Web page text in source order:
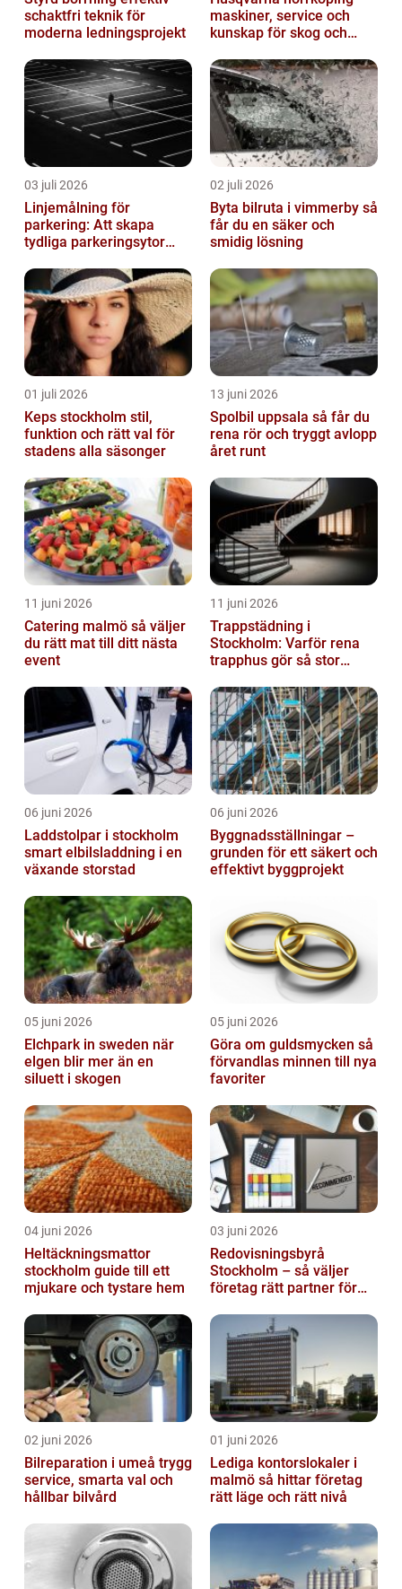
schaktfri teknik för
moderna ledningsprojekt
maskiner, service och
kunskap för skog och
03 juli 2026
Linjemålning för
parkering: Att skapa
tydliga parkeringsytor
parkeringslinjer
02 juli 2026
Byta bilruta i vimmerby så
får du en säker och
smidig lösning
01 juli 2026
Keps stockholm stil,
funktion och rätt val för
stadens alla säsonger
13 juni 2026
Spolbil uppsala så får du
rena rör och tryggt avlopp
året runt
11 juni 2026
Catering malmö så väljer
du rätt mat till ditt nästa
event
11 juni 2026
Trappstädning i
Stockholm: Varför rena
trapphus gör så stor
06 juni 2026
Laddstolpar i stockholm
smart elbilsladdning i en
växande storstad
06 juni 2026
Byggnadsställningar –
grunden för ett säkert och
effektivt byggprojekt
05 juni 2026
Elchpark in sweden när
elgen blir mer än en
siluett i skogen
05 juni 2026
Göra om guldsmycken så
förvandlas minnen till nya
favoriter
04 juni 2026
Heltäckningsmattor
stockholm guide till ett
mjukare och tystare hem
03 juni 2026
Redovisningsbyrå
Stockholm – så väljer
företag rätt partner för
02 juni 2026
Bilreparation i umeå trygg
service, smarta val och
hållbar bilvård
01 juni 2026
Lediga kontorslokaler i
malmö så hittar företag
rätt läge och rätt nivå